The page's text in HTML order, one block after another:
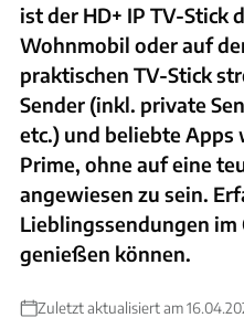
ist der HD+ IP TV-Stick
Wohnmobil oder auf
praktischen TV-Stick
Sender (inkl. private
etc.) und beliebte
Prime, ohne auf eine
angewiesen zu sein.
Lieblingssendungen im
genießen können.
Zuletzt aktualisiert am